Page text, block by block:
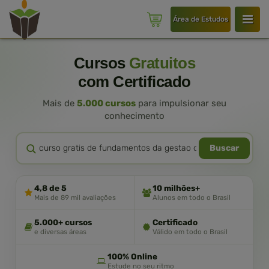
Área de Estudos
Cursos Gratuitos
com Certificado
Mais de 5.000 cursos para impulsionar seu
conhecimento
Buscar
4,8 de 5
Mais de 89 mil avaliações
10 milhões+
Alunos em todo o Brasil
5.000+ cursos
e diversas áreas
Certificado
Válido em todo o Brasil
100% Online
Estude no seu ritmo